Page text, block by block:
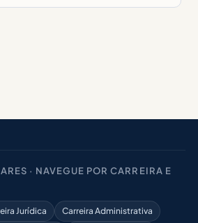
· NAVEGUE POR CARREIRA E
Jurídica
Carreira Administrativa